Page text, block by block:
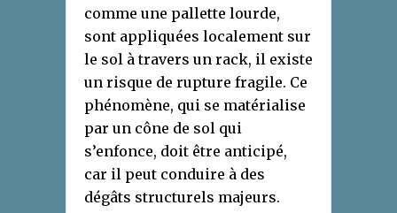
comme une pallette lourde,
sont appliquées localement sur
le sol à travers un rack, il existe
un risque de rupture fragile. Ce
phénomène, qui se matérialise
par un cône de sol qui
s’enfonce, doit être anticipé,
car il peut conduire à des
dégâts structurels majeurs.